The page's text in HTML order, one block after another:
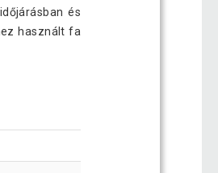
és
használt fa